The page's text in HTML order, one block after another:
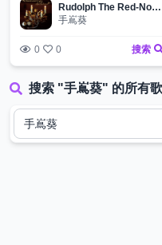
Rudolph The Red-Nosed Reindeer
手嶌葵
0 0 搜索
搜索 "手嶌葵" 的所有